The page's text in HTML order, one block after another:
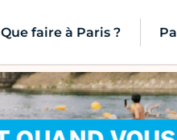
Que faire à Paris ?